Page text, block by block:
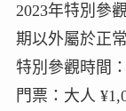
2023年特別參
期以外屬於正
特別參觀時間
門票：大人